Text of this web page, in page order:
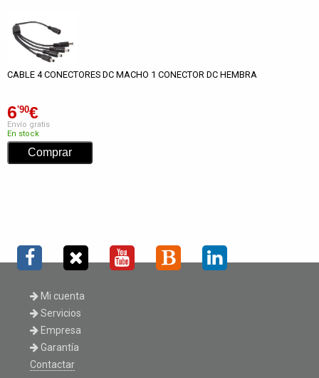
CABLE 4 CONECTORES DC MACHO 1 CONECTOR DC HEMBRA
6'90€
Envío gratis
En stock
Mi cuenta
Servicios
Empresa
Garantía
Contactar